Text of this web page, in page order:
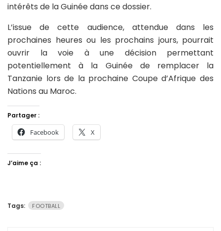
intérêts de la Guinée dans ce dossier.
L’issue de cette audience, attendue dans les
prochaines heures ou les prochains jours, pourrait
ouvrir la voie à une décision permettant
potentiellement à la Guinée de remplacer la
Tanzanie lors de la prochaine Coupe d’Afrique des
Nations au Maroc.
Partager :
Facebook X
J’aime ça :
Tags: FOOTBALL